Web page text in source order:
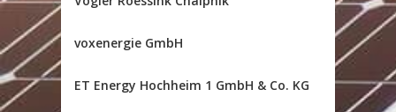
voxenergie GmbH
ET Energy Hochheim 1 GmbH & Co. KG